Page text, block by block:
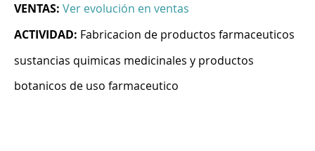
VENTAS: Ver evolución en ventas
ACTIVIDAD: Fabricacion de productos farmaceuticos
sustancias quimicas medicinales y productos
botanicos de uso farmaceutico